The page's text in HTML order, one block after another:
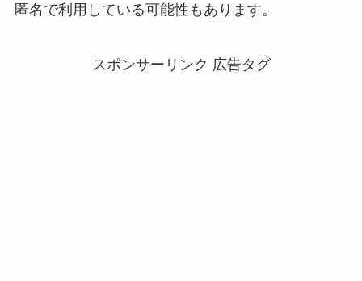
匿名で利用している可能性もあります。
スポンサーリンク 広告タグ